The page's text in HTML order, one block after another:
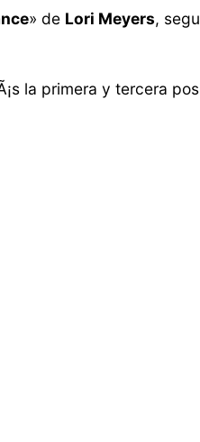
» de Lori Meyers,
la primera y tercera